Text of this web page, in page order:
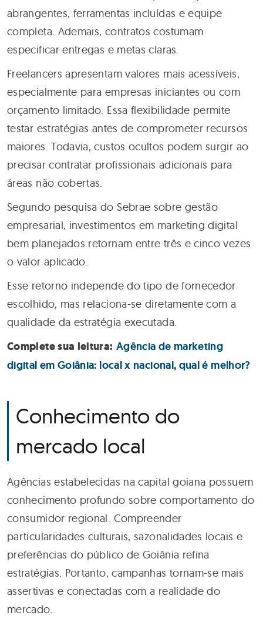
abrangentes, ferramentas incluídas e equipe
completa. Ademais, contratos costumam
especificar entregas e metas claras.
Freelancers apresentam valores mais acessíveis,
especialmente para empresas iniciantes ou com
orçamento limitado. Essa flexibilidade permite
testar estratégias antes de comprometer recursos
maiores. Todavia, custos ocultos podem surgir ao
precisar contratar profissionais adicionais para
áreas não cobertas.
Segundo pesquisa do Sebrae sobre gestão
empresarial, investimentos em marketing digital
bem planejados retornam entre três e cinco vezes
o valor aplicado.
Esse retorno independe do tipo de fornecedor
escolhido, mas relaciona-se diretamente com a
qualidade da estratégia executada.
Complete sua leitura: Agência de marketing
digital em Goiânia: local x nacional, qual é melhor?
Conhecimento do
mercado local
Agências estabelecidas na capital goiana possuem
conhecimento profundo sobre comportamento do
consumidor regional. Compreender
particularidades culturais, sazonalidades locais e
preferências do público de Goiânia refina
estratégias. Portanto, campanhas tornam-se mais
assertivas e conectadas com a realidade do
mercado.